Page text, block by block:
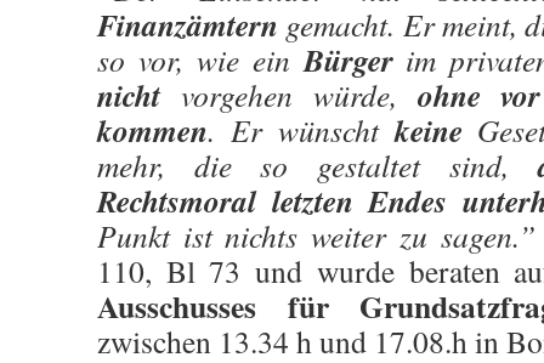
Finanzämtern gemacht. Er meint,
so vor, wie einBürgerim
nichtvorgehen würde, ohne
kommen. Er wünschtkeine
mehr, die so gestaltet sind,
Rechtsmoral letzten Endes
Punkt ist nichts weiter zu
110, Bl 73 und wurde beraten
Ausschusses für
zwischen 13.34 h und 17.08.h in